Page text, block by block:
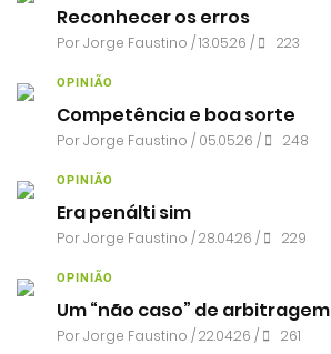
Reconhecer os erros
PorJorge Faustino / 13.05.26 / 223
OPINIÃO
Competência e boa sorte
PorJorge Faustino / 05.05.26 / 248
OPINIÃO
Era penálti sim
PorJorge Faustino / 28.04.26 / 229
OPINIÃO
Um “não caso” de arbitragem
PorJorge Faustino / 22.04.26 / 261